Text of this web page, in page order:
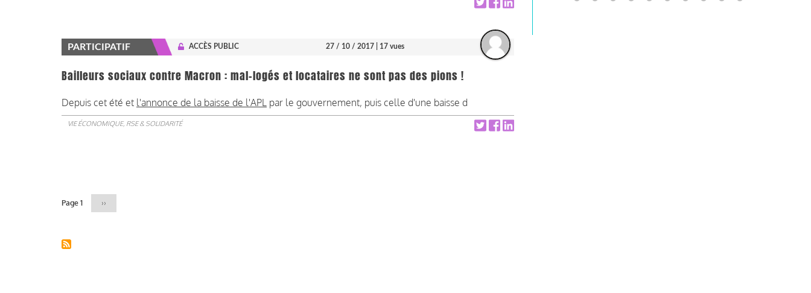
PARTICIPATIF ACCÈS PUBLIC 27 / 10 / 2017 | 17 vues
Bailleurs sociaux contre Macron : mal-logés et locataires ne sont pas des pions !
Depuis cet été et l'annonce de la baisse de l'APL par le gouvernement, puis celle d'une baisse d
VIE ÉCONOMIQUE, RSE & SOLIDARITÉ
Page 1
Page
suivante
››